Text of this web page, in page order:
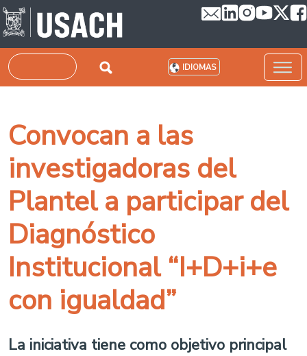
Pasar al contenido principal
Buscar IDIOMAS
Convocan a las
investigadoras del
Plantel a participar del
Diagnóstico
Institucional “I+D+i+e
con igualdad”
La iniciativa tiene como objetivo principal